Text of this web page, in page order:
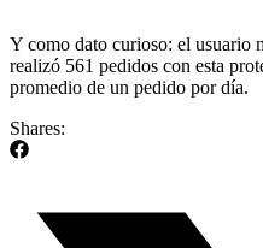
Y como dato curioso: el usuario
realizó 561 pedidos con esta
promedio de un pedido por día.
Shares: